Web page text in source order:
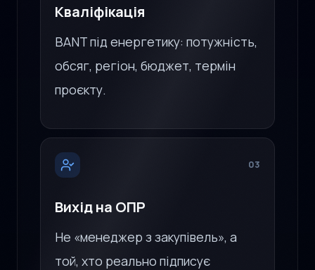
Кваліфікація
BANT під енергетику: потужність,
обсяг, регіон, бюджет, термін
проєкту.
03
Вихід на ОПР
Не «менеджер з закупівель», а
той, хто реально підписує